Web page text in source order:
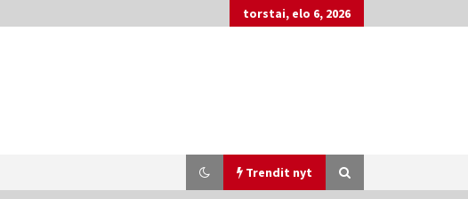
torstai, elo 6, 2026
Trendit nyt